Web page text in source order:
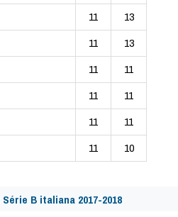
11
13
11
13
11
11
11
11
11
11
11 10
Série B italiana 2017-2018